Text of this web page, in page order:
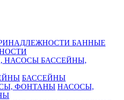
БАННЫЕ
БАССЕЙНЫ,
БАССЕЙНЫ
НАСОСЫ,